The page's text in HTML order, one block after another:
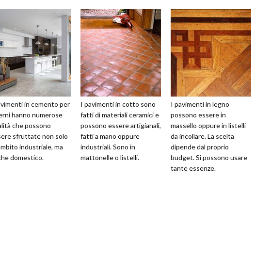
in cemento per
hanno numerose
che possono
sfruttate non solo
industriale, ma
domestico.
I pavimenti in cotto sono
fatti di materiali ceramici e
possono essere artigianali,
fatti a mano oppure
industriali. Sono in
mattonelle o listelli.
I pavimenti in legno
possono essere in
massello oppure in listelli
da incollare. La scelta
dipende dal proprio
budget. Si possono usare
tante essenze.